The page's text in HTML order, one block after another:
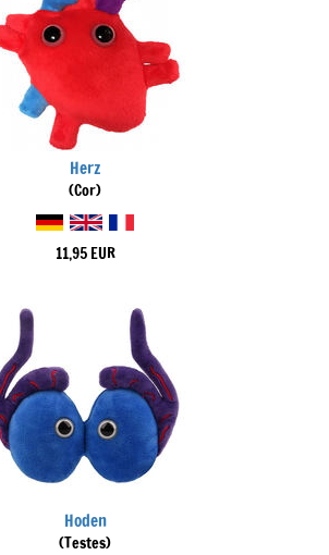
Herz
(Cor)
11,95 EUR
Hoden
(Testes)